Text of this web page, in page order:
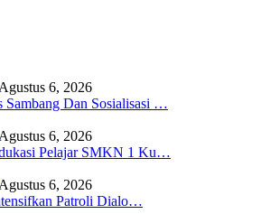
Agustus 6, 2026
Sambang Dan Sosialisasi …
Agustus 6, 2026
Pelajar SMKN 1 Ku…
Agustus 6, 2026
Patroli Dialo…